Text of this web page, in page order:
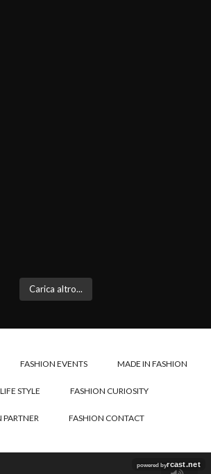
Carica altro...
FASHION EVENTS MADE IN FASHION
STYLE FASHION CURIOSITY
FASHION CONTACT